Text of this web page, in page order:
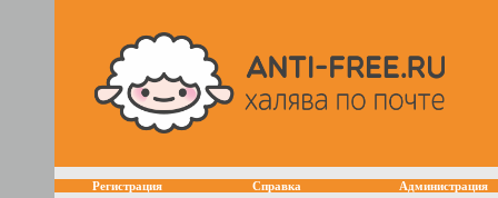
Регистрация Справка Администрация